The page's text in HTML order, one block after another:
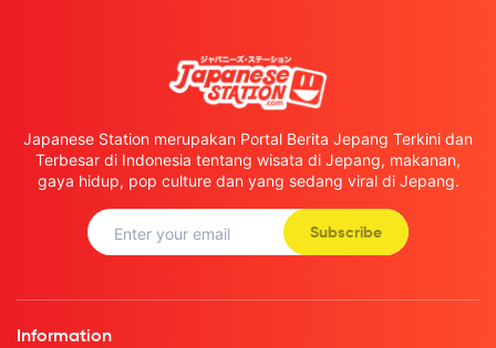
Japanese Station merupakan Portal Berita Jepang Terkini dan
Terbesar di Indonesia tentang wisata di Jepang, makanan,
gaya hidup, pop culture dan yang sedang viral di Jepang.
Subscribe
Information